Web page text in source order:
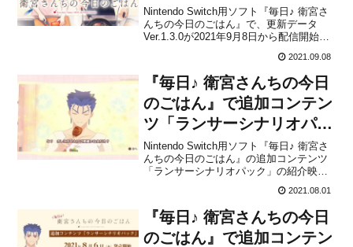
から配信開始！
Nintendo Switch用ソフト『毎日♪ 衛宮さ
んちの今日のごはん』で、更新データ
Ver.1.3.0が2021年9月8日から配信開始に
れました。今回の更新データで、ゲーム
内の軽微な不具合を修正したとのことで
す。【お知らせ】本日、ゲーム内の...
2021.09.08
『毎日♪ 衛宮さんちの今日
のごはん』で追加コンテン
ツ「ランサーシナリオパッ
ク」の紹介映像が公開！
Nintendo Switch用ソフト『毎日♪ 衛宮さ
んちの今日のごはん』の追加コンテンツ
「ランサーシナリオパック」の紹介映像
が、アニプレックスから公開されまし
た。下記から動画をチェックすることが
できます。🎉追加コンテンツ「ランサー
シナリオパック」紹介映像公開「毎日♪
衛宮さんち...
2021.08.01
『毎日♪ 衛宮さんちの今日
のごはん』で追加コンテン